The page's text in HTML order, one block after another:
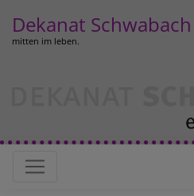
zum
Inhalt
Dekanat Schwabach
mitten im leben.
Hauptnavigation